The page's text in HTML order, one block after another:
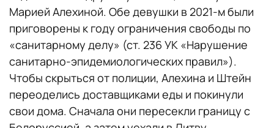
Марией Алехиной. Обе девушки в 2021-м были
приговорены к году ограничения свободы по
«санитарному делу» (ст. 236 УК «Нарушение
санитарно-эпидемиологических правил»).
Чтобы скрыться от полиции, Алехина и Штейн
переоделись доставщиками еды и покинули
свои дома. Сначала они пересекли границу с